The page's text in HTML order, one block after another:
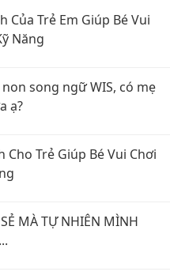
Của Trẻ Em Giúp Bé Vui
Năng
song ngữ WIS, có mẹ
ạ?
Trẻ Giúp Bé Vui Chơi
MÀ TỰ NHIÊN MÌNH